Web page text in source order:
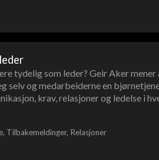
tydelig som leder? Geir Aker
selv og medarbeiderne en
krav, relasjoner og ledelse i
Tilbakemeldinger Relasjoner